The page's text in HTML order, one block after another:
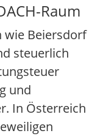
Raum
wie Beiersdorf
steuerlich
und
In Österreich